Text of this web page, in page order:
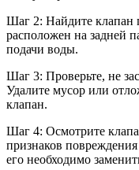
Шаг 2: Найдите клапан
расположен на задней
подачи воды.
Шаг 3: Проверьте, не
Удалите мусор или
клапан.
Шаг 4: Осмотрите
признаков
его необходимо